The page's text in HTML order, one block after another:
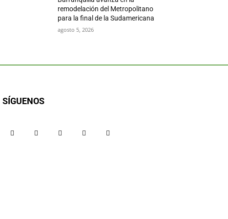
remodelación del Metropolitano
para la final de la Sudamericana
agosto 5, 2026
SÍGUENOS